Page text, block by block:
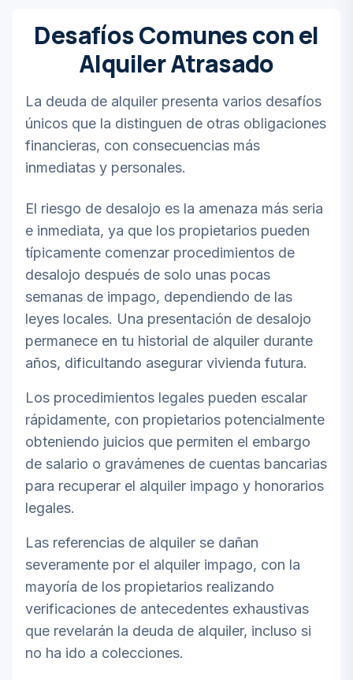
Desafíos Comunes con el
Alquiler Atrasado
La deuda de alquiler presenta varios desafíos
únicos que la distinguen de otras obligaciones
financieras, con consecuencias más
inmediatas y personales.
El riesgo de desalojo es la amenaza más seria
e inmediata, ya que los propietarios pueden
típicamente comenzar procedimientos de
desalojo después de solo unas pocas
semanas de impago, dependiendo de las
leyes locales. Una presentación de desalojo
permanece en tu historial de alquiler durante
años, dificultando asegurar vivienda futura.
Los procedimientos legales pueden escalar
rápidamente, con propietarios potencialmente
obteniendo juicios que permiten el embargo
de salario o gravámenes de cuentas bancarias
para recuperar el alquiler impago y honorarios
legales.
Las referencias de alquiler se dañan
severamente por el alquiler impago, con la
mayoría de los propietarios realizando
verificaciones de antecedentes exhaustivas
que revelarán la deuda de alquiler, incluso si
no ha ido a colecciones.